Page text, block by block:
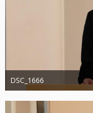
DSC_1666
Administrator
20. August
1.193
0 0